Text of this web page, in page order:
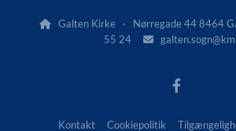
Galten Kirke · Nørregade 44 8464
55 24

Kontakt Cookiepolitik